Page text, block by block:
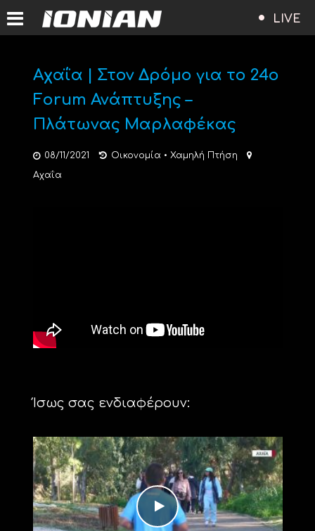
LIVE
Αχαΐα | Στον Δρόμο για το 24ο
Forum Ανάπτυξης –
Πλάτωνας Μαρλαφέκας
08/11/2021 Οικονομία • Χαμηλή Πτήση
Αχαΐα
Ίσως σας ενδιαφέρουν: